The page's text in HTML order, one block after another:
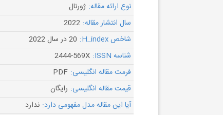
نوع ارائه مقاله: ژورنال
سال انتشار مقاله: 2022
شاخص H_index:
20 در سال 2022
شناسه ISSN:
2444-569X
فرمت مقاله انگلیسی: PDF
قیمت مقاله انگلیسی: رایگان
آیا این مقاله مدل مفهومی دارد: ندارد